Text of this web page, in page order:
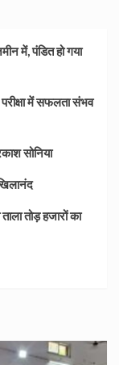
में, पंडित हो गया
में सफलता संभव
सोनिया
तोड़ हजारों का